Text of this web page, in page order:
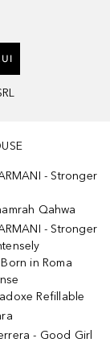
- Stronger
Qahwa
- Stronger
in Roma
Refillable
- Good Girl